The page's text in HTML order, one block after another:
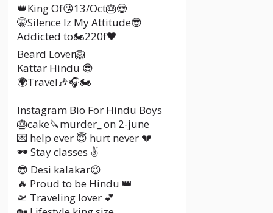
👑King Of😘13/Oct🎂😍
🤫Silence Iz My Attitude😎
Addicted to🏍️220f🖤
Beard Lover🦁
Kattar Hindu 😎
🌍Travel🎶🎧🏍️
Instagram Bio For Hindu Boys
🎂cake🔪murder_ on 2-june
💌 help ever 😇 hurt never 💔
🕶️ Stay classes ✌️
😎 Desi kalakar😉
🔥 Proud to be Hindu 👑
🛫 Traveling lover 💕